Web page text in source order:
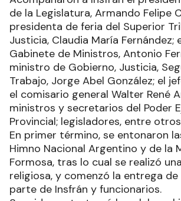
de la Legislatura, Armando Felipe
presidenta de feria del Superior
Justicia, Claudia María Fernández;
Gabinete de Ministros, Antonio
ministro de Gobierno, Justicia,
Trabajo, Jorge Abel González; el
el comisario general Walter René
ministros y secretarios del Poder
Provincial; legisladores, entre
En primer término, se entonaron
Himno Nacional Argentino y de la
Formosa, tras lo cual se realizó
religiosa, y comenzó la entrega
parte de Insfrán y funcionarios.